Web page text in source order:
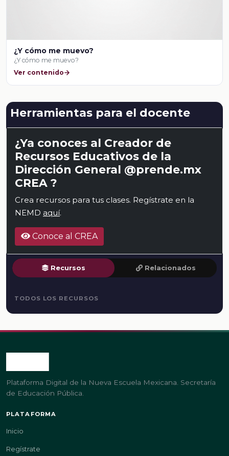
¿Y cómo me muevo?
¿Y cómo me muevo?
Ver contenido
Herramientas para el docente
¿Ya conoces al Creador de
Recursos Educativos de la
Dirección General @prende.mx
CREA ?
Crea recursos para tus clases. Regístrate en la
NEMD aquí.
Conoce al CREA
Recursos Relacionados
TODOS LOS RECURSOS
Plataforma Digital de la Nueva Escuela Mexicana. Secretaría
de Educación Pública.
PLATAFORMA
Inicio
Regístrate